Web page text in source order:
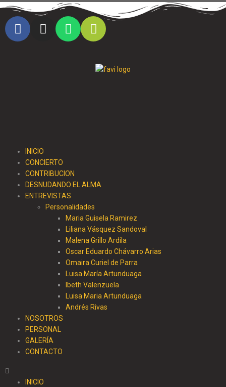
INICIO
CONCIERTO
CONTRIBUCION
DESNUDANDO EL ALMA
ENTREVISTAS
Personalidades
Maria Guisela Ramirez
Liliana Vásquez Sandoval
Malena Grillo Ardila
Oscar Eduardo Chávarro Arias
Omaira Curiel de Parra
Luisa María Artunduaga
Ibeth Valenzuela
Luisa Maria Artunduaga
Andrés Rivas
NOSOTROS
PERSONAL
GALERÍA
CONTACTO
INICIO